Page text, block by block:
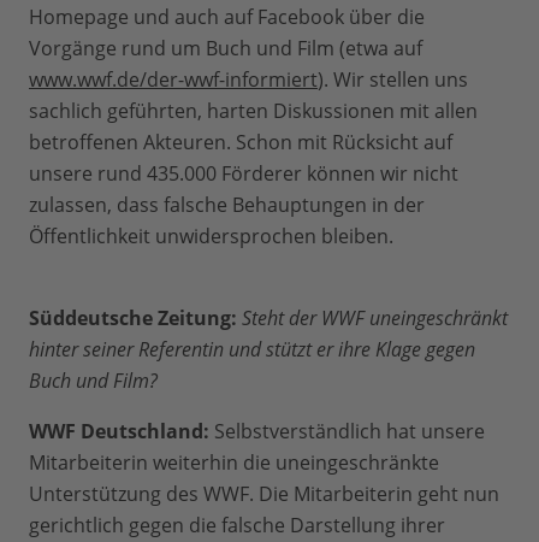
Homepage und auch auf Facebook über die
Vorgänge rund um Buch und Film (etwa auf
www.wwf.de/der-wwf-informiert). Wir stellen uns
sachlich geführten, harten Diskussionen mit allen
betroffenen Akteuren. Schon mit Rücksicht auf
unsere rund 435.000 Förderer können wir nicht
zulassen, dass falsche Behauptungen in der
Öffentlichkeit unwidersprochen bleiben.
Süddeutsche Zeitung: Steht der WWF uneingeschränkt
hinter seiner Referentin und stützt er ihre Klage gegen
Buch und Film?
WWF Deutschland: Selbstverständlich hat unsere
Mitarbeiterin weiterhin die uneingeschränkte
Unterstützung des WWF. Die Mitarbeiterin geht nun
gerichtlich gegen die falsche Darstellung ihrer